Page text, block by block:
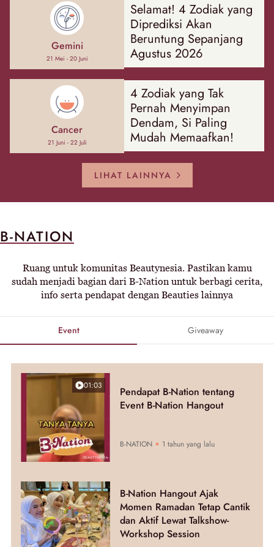
Gemini
21 Mei - 20 Juni
Selamat! 4 Zodiak yang
Diprediksi Akan
Beruntung Sepanjang
Agustus 2026
Cancer
21 Juni - 22 Juli
4 Zodiak yang Tak
Pernah Menyimpan
Dendam, Si Paling
Mudah Memaafkan!
LIHAT LAINNYA
B-NATION
Ruang untuk komunitas Beautynesia. Pastikan kamu
sudah menjadi bagian dari B-Nation untuk berbagi cerita,
info serta pendapat dengan Beauties lainnya
Event Giveaway
01:03
Pendapat B-Nation tentang
Event B-Nation Hangout
B-NATION 1 tahun yang lalu
B-Nation Hangout Ajak
Momen Ramadan Tetap Cantik
dan Aktif Lewat Talkshow-
Workshop Session